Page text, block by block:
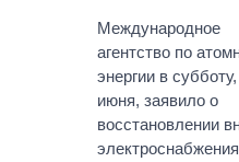
Международное
агентство по
энергии в
июня, заявило о
восстановлении